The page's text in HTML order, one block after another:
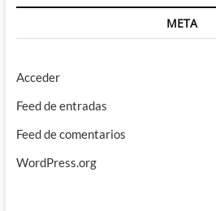
META
Acceder
Feed de entradas
Feed de comentarios
WordPress.org